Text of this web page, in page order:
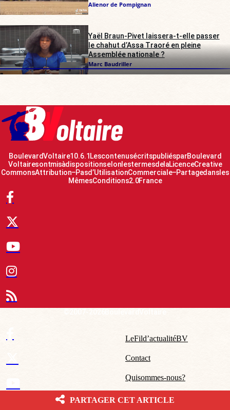
Alienor de Pompignan
Yaël Braun-Pivet laissera-t-elle passer
le chahut d’Assa Traoré en pleine
Assemblée nationale ?
Marc Baudriller
Boulevard Voltaire 10.6.1 Les contenus écrits publiés par Boulevard
Voltaire sont mis à disposition selon les termes de la Licence Creative
Commons Attribution – Pas d’Utilisation Commerciale – Partage dans les
Mêmes Conditions 2.0 France
Le Fil d’actualité BV
Contact
Qui sommes-nous ?
Mentions légales – CGU
PARTAGER CET ARTICLE